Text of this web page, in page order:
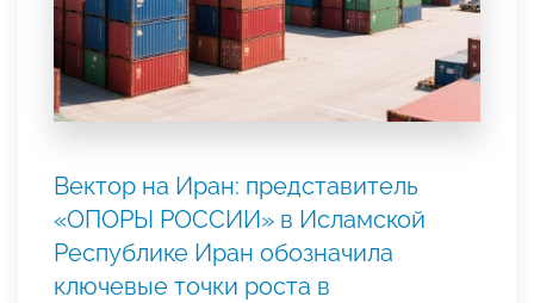
Вектор на Иран: представитель
«ОПОРЫ РОССИИ» в Исламской
Республике Иран обозначила
ключевые точки роста в